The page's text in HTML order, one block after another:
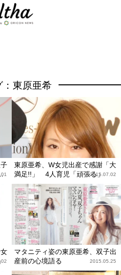
：東原亜希
東原亜希、W女児出産で感謝「大
満足!!」 4人育児「頑張る」
2015.07.02
マタニティ姿の東原亜希、双子出
産前の心境語る
2015.05.25